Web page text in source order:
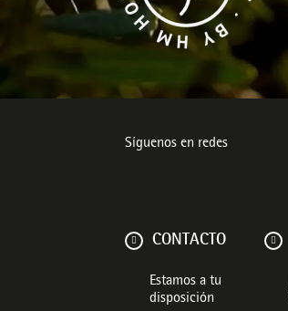
Síguenos en redes
CONTACTO
Estamos a tu
disposición